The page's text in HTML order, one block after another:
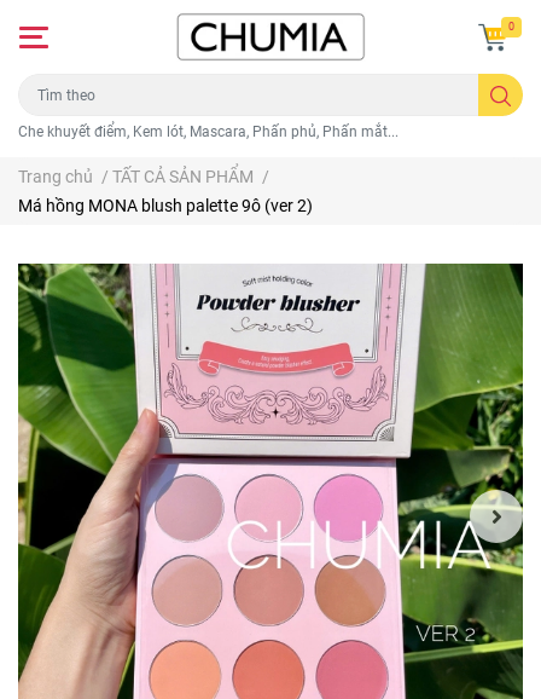
Che khuyết điểm, Kem lót, Mascara, Phấn phủ, Phấn mắt...
0
Trang chủ / TẤT CẢ SẢN PHẨM /
Má hồng MONA blush palette 9ô (ver 2)